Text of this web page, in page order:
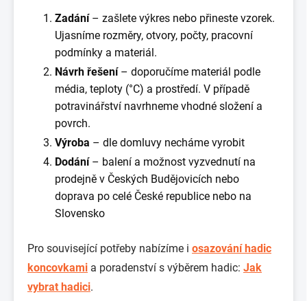
Zadání– zašlete výkres nebo přineste vzorek.
Ujasníme rozměry, otvory, počty, pracovní
podmínky a materiál.
Návrh řešení– doporučíme materiál podle
média, teploty (°C) a prostředí. V případě
potravinářství navrhneme vhodné složení a
povrch.
Výroba – dle domluvy necháme vyrobit
Dodání– balení a možnost vyzvednutí na
prodejně v Českých Budějovicích nebo
doprava po celé České republice nebo na
Slovensko
Pro související potřeby nabízíme i osazování hadic
koncovkami a poradenství s výběrem hadic: Jak
vybrat hadici.